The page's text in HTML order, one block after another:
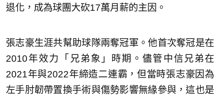
退化，成為球團大砍17萬月薪的主因。
張志豪生涯共幫助球隊兩奪冠軍。他首次奪冠是在
2010年效力「兄弟象」時期。儘管中信兄弟在
2021年與2022年締造二連霸，但當時張志豪因為
左手肘韌帶置換手術與傷勢影響無緣參與，這也是